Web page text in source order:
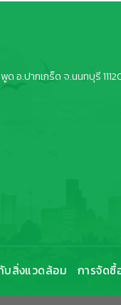
อ.ปากเกร็ด จ.นนทบุรี
บสิ่งแวดล้อม การจัดซื้